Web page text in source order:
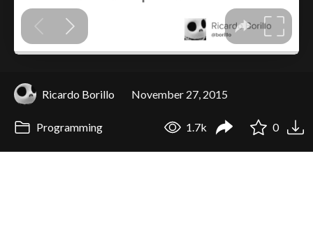
Ricardo Borillo November 27, 2015
Programming 1.7k 0